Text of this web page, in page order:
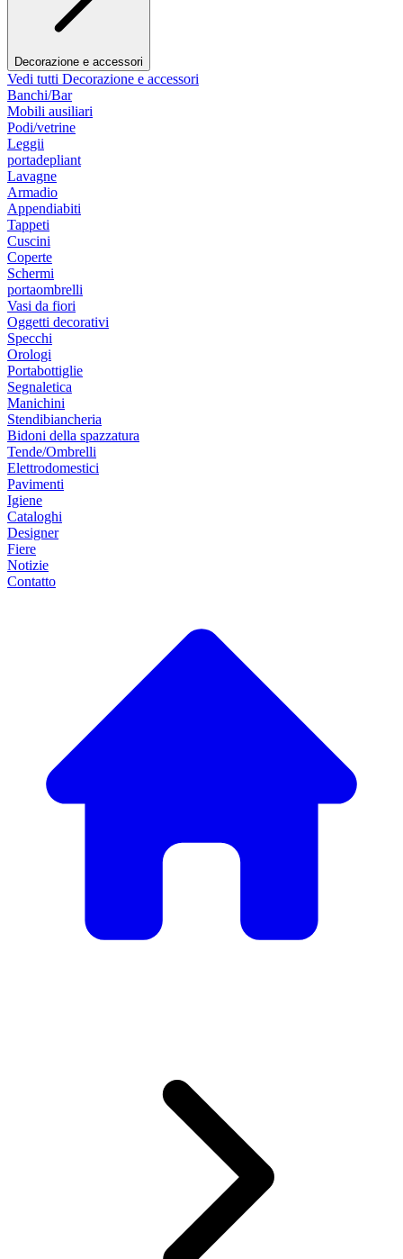
Decorazione e accessori
Vedi tutti Decorazione e accessori
Banchi/Bar
Mobili ausiliari
Podi/vetrine
Leggii
portadepliant
Lavagne
Armadio
Appendiabiti
Tappeti
Cuscini
Coperte
Schermi
portaombrelli
Vasi da fiori
Oggetti decorativi
Specchi
Orologi
Portabottiglie
Segnaletica
Manichini
Stendibiancheria
Bidoni della spazzatura
Tende/Ombrelli
Elettrodomestici
Pavimenti
Igiene
Cataloghi
Designer
Fiere
Notizie
Contatto